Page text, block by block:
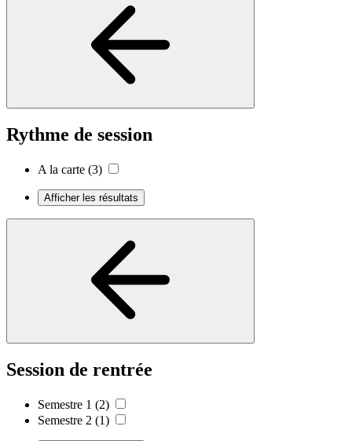
Rythme de session
A la carte (3)
Afficher les résultats
Session de rentrée
Semestre 1 (2)
Semestre 2 (1)